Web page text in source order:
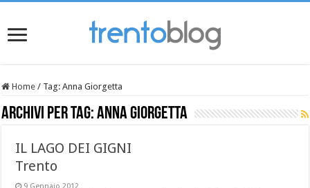
Home / Tag:Anna Giorgetta
Archivi per tag:Anna Giorgetta
IL LAGO DEI GIGNI
Trento
9 Gennaio 2012